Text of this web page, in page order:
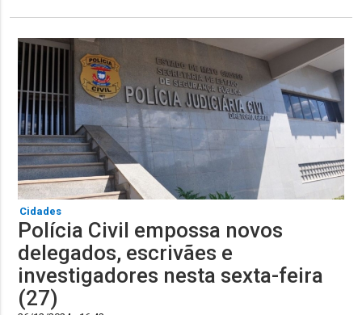
Cidades
Polícia Civil empossa novos
delegados, escrivães e
investigadores nesta sexta-feira
(27)